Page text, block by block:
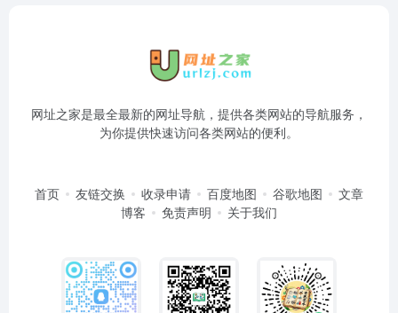
网址之家是最全最新的网址导航，提供各类网站的导航服务，
为你提供快速访问各类网站的便利。
首页 友链交换 收录申请 百度地图 谷歌地图
文章
博客
免责声明 关于我们